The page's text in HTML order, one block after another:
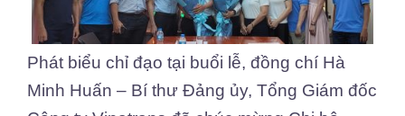
Phát biểu chỉ đạo tại buổi lễ, đồng chí Hà
Minh Huấn – Bí thư Đảng ủy, Tổng Giám đốc